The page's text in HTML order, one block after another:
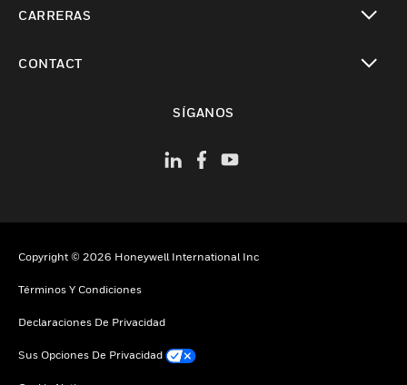
CARRERAS
CONTACT
SÍGANOS
Copyright © 2026 Honeywell International Inc
Términos Y Condiciones
Declaraciones De Privacidad
Sus Opciones De Privacidad